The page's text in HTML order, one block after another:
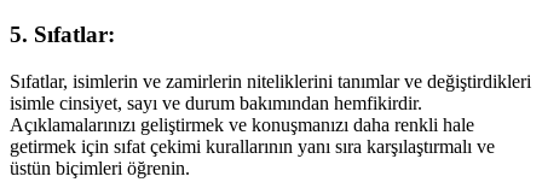
5. Sıfatlar:
Sıfatlar, isimlerin ve zamirlerin niteliklerini tanımlar ve değiştirdikleri
isimle cinsiyet, sayı ve durum bakımından hemfikirdir.
Açıklamalarınızı geliştirmek ve konuşmanızı daha renkli hale
getirmek için sıfat çekimi kurallarının yanı sıra karşılaştırmalı ve
üstün biçimleri öğrenin.